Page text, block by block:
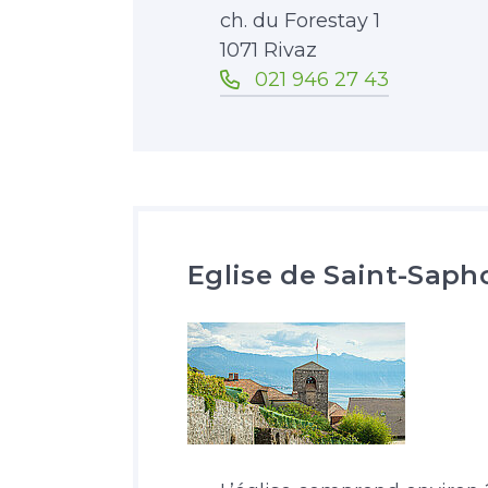
ch. du Forestay 1
1071 Rivaz
021 946 27 43
Eglise de Saint-